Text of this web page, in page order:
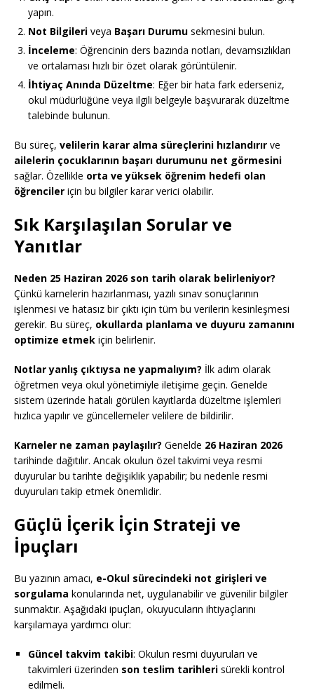
yapın.
Not Bilgileri veya Başarı Durumu sekmesini bulun.
İnceleme: Öğrencinin ders bazında notları, devamsızlıkları
ve ortalaması hızlı bir özet olarak görüntülenir.
İhtiyaç Anında Düzeltme: Eğer bir hata fark ederseniz,
okul müdürlüğüne veya ilgili belgeyle başvurarak düzeltme
talebinde bulunun.
Bu süreç, velilerin karar alma süreçlerini hızlandırır ve
ailelerin çocuklarının başarı durumunu net görmesini
sağlar. Özellikle orta ve yüksek öğrenim hedefi olan
öğrenciler için bu bilgiler karar verici olabilir.
Sık Karşılaşılan Sorular ve
Yanıtlar
Neden 25 Haziran 2026 son tarih olarak belirleniyor?
Çünkü karnelerin hazırlanması, yazılı sınav sonuçlarının
işlenmesi ve hatasız bir çıktı için tüm bu verilerin kesinleşmesi
gerekir. Bu süreç, okullarda planlama ve duyuru zamanını
optimize etmek için belirlenir.
Notlar yanlış çıktıysa ne yapmalıyım? İlk adım olarak
öğretmen veya okul yönetimiyle iletişime geçin. Genelde
sistem üzerinde hatalı görülen kayıtlarda düzeltme işlemleri
hızlıca yapılır ve güncellemeler velilere de bildirilir.
Karneler ne zaman paylaşılır? Genelde 26 Haziran 2026
tarihinde dağıtılır. Ancak okulun özel takvimi veya resmi
duyurular bu tarihte değişiklik yapabilir; bu nedenle resmi
duyuruları takip etmek önemlidir.
Güçlü İçerik İçin Strateji ve
İpuçları
Bu yazının amacı, e-Okul sürecindeki not girişleri ve
sorgulama konularında net, uygulanabilir ve güvenilir bilgiler
sunmaktır. Aşağıdaki ipuçları, okuyucuların ihtiyaçlarını
karşılamaya yardımcı olur:
Güncel takvim takibi: Okulun resmi duyuruları ve
takvimleri üzerinden son teslim tarihleri sürekli kontrol
edilmeli.